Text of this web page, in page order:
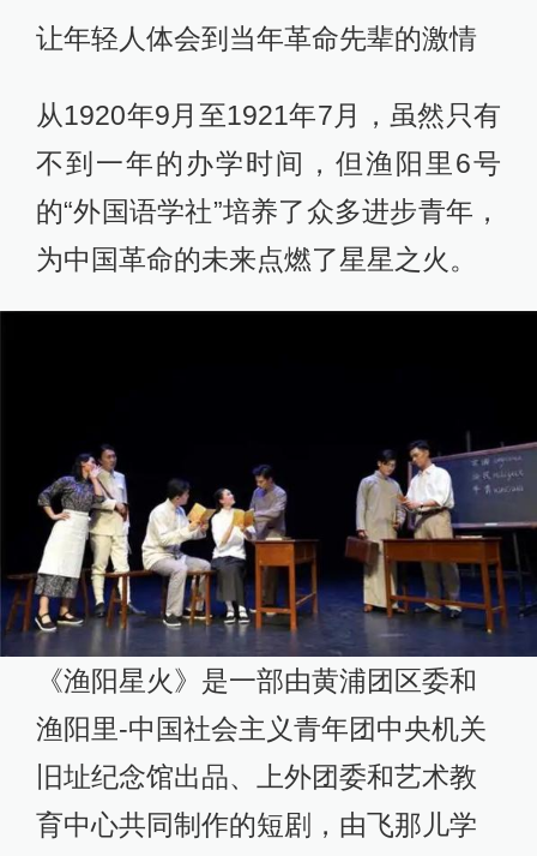
让年轻人体会到当年革命先辈的激情
从1920年9月至1921年7月，虽然只有
不到一年的办学时间，但渔阳里6号
的“外国语学社”培养了众多进步青年，
为中国革命的未来点燃了星星之火。
《渔阳星火》是一部由黄浦团区委和
渔阳里-中国社会主义青年团中央机关
旧址纪念馆出品、上外团委和艺术教
育中心共同制作的短剧，由飞那儿学